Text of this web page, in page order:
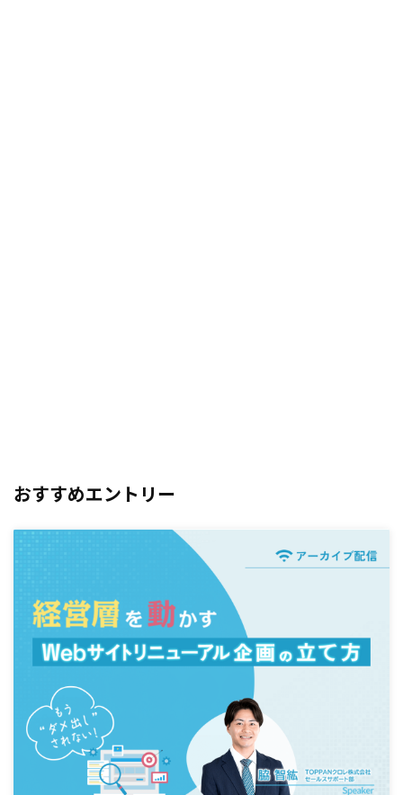
おすすめエントリー